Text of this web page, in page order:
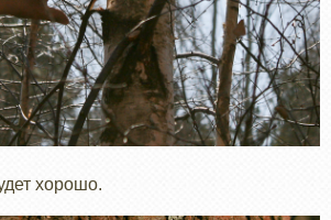
хорошо.